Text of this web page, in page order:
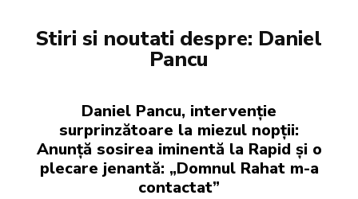
Stiri si noutati despre: Daniel
Pancu
Daniel Pancu, intervenție
surprinzătoare la miezul nopții:
Anunță sosirea iminentă la Rapid și o
plecare jenantă: „Domnul Rahat m-a
contactat”